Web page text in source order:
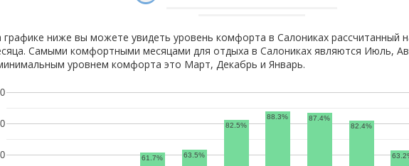
графике ниже вы можете увидеть уровень комфорта в Салониках рассчитанный
Самыми комфортными месяцами для отдыха в Салониках являются Июль,
уровнем комфорта это Март, Декабрь и Январь.
61.7% 63.5%
82.5%
88.3%
87.4%
82.4%